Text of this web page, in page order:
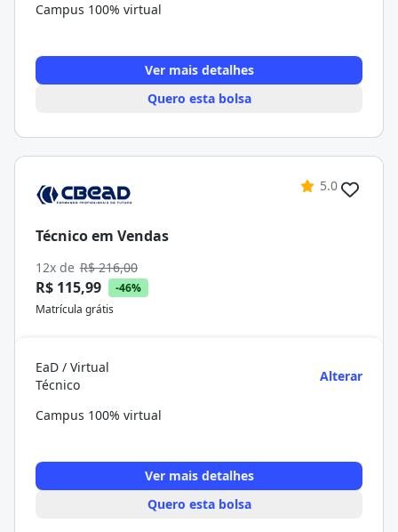
Campus 100% virtual
Ver mais detalhes
Quero esta bolsa
5.0
Técnico em Vendas
12x de R$ 216,00
R$ 115,99
-46%
Matrícula grátis
EaD / Virtual
Técnico
Alterar
Campus 100% virtual
Ver mais detalhes
Quero esta bolsa